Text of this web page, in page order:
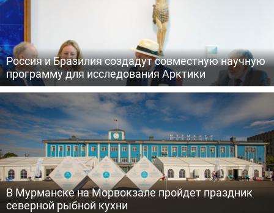
Россия и Бразилия создадут совместную научную
программу для исследования Арктики
В Мурманске на Морвокзале пройдет праздник
северной рыбной кухни